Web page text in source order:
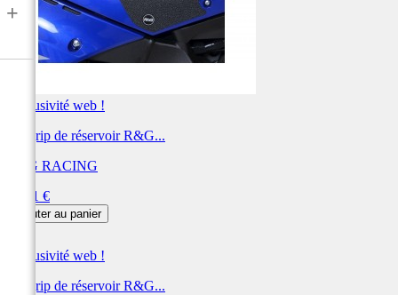
+
Exclusivité web !
Kit grip de réservoir R&G...
R&G RACING
51,91 €
Ajouter au panier
Exclusivité web !
Kit grip de réservoir R&G...